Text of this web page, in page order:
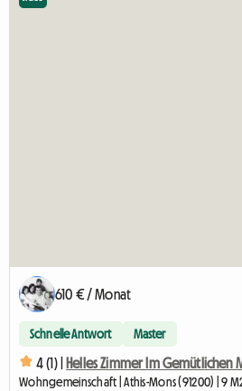
610 € / Monat
Schnelle Antwort Master
4 (1) | Helles Zimmer Im Gemütlichen
Wohngemeinschaft | Athis-Mons (91200) | 9